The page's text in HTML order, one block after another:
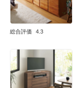
総合評価 4.3